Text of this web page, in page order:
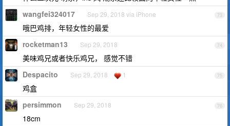
73
wangfei324017 Sep 29, 2018 via iPhone
哦巴鸡排，年轻女性的最爱
74
rocketman13 Sep 29, 2018
美味鸡兄或者快乐鸡兄， 感觉不错
75
Despacito Sep 29, 2018 1
鸡盒
76
persimmon Sep 29, 2018
18cm